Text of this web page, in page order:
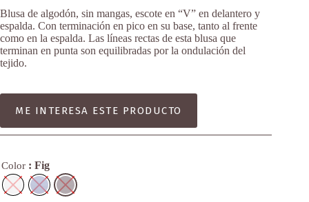
was:
$800.00.
$640.00.
Blusa de algodón, sin mangas, escote en “V” en delantero y
espalda. Con terminación en pico en su base, tanto al frente
como en la espalda. Las líneas rectas de esta blusa que
terminan en punta son equilibradas por la ondulación del
tejido.
ME INTERESA ESTE PRODUCTO
Color : Fig